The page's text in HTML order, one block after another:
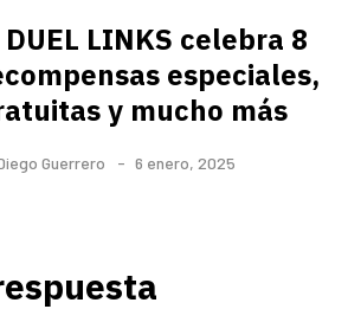
DUEL LINKS celebra 8
especiales,
y mucho más
Guerrero 6 enero, 2025